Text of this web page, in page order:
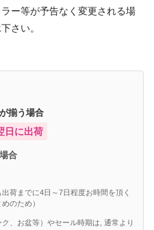
ー等が予告なく変更される場
さい。
揃う場合
日に出荷
合
荷までに4日～7日程度お時間を頂く
のため）
、お盆等）やセール時期は, 通常より